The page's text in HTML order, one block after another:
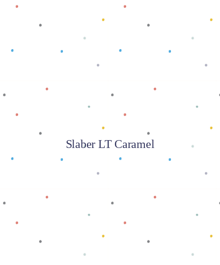
Baca selengkapnya
Slaber LT Caramel
Baca selengkapnya